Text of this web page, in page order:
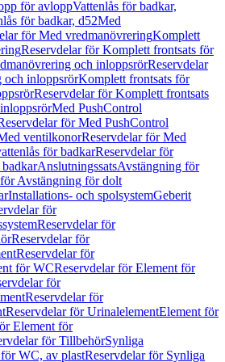
för avloppVattenlås för badkar,
för badkar, d52Med
för Med vredmanövreringKomplett
Reservdelar för Komplett frontsats för
och inloppsrörReservdelar
och inloppsrörKomplett frontsats för
Reservdelar för Komplett frontsats
Med PushControl
för Med PushControl
ventilkonorReservdelar för Med
för badkarReservdelar för
AnslutningssatsAvstängning för
Avstängning för dolt
Installations- och spolsystemGeberit
för
Reservdelar för
Reservdelar för
Reservdelar för
för WCReservdelar för Element för
för
Reservdelar för
Reservdelar för UrinalelementElement för
Element för
för TillbehörSynliga
WC, av plastReservdelar för Synliga